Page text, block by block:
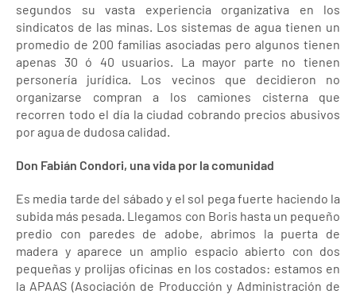
segundos su vasta experiencia organizativa en los
sindicatos de las minas. Los sistemas de agua tienen un
promedio de 200 familias asociadas pero algunos tienen
apenas 30 ó 40 usuarios. La mayor parte no tienen
personería jurídica. Los vecinos que decidieron no
organizarse compran a los camiones cisterna que
recorren todo el día la ciudad cobrando precios abusivos
por agua de dudosa calidad.
Don Fabián Condori, una vida por la comunidad
Es media tarde del sábado y el sol pega fuerte haciendo la
subida más pesada. Llegamos con Boris hasta un pequeño
predio con paredes de adobe, abrimos la puerta de
madera y aparece un amplio espacio abierto con dos
pequeñas y prolijas oficinas en los costados: estamos en
la APAAS (Asociación de Producción y Administración de